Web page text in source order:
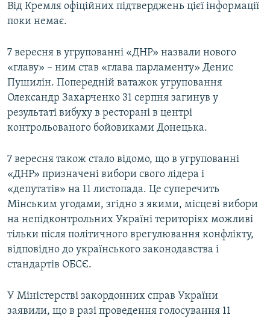
Від Кремля офіційних підтверджень цієї інформації
поки немає.
7 вересня в угрупованні «ДНР» назвали нового
«главу» – ним став «глава парламенту» Денис
Пушилін. Попередній ватажок угруповання
Олександр Захарченко 31 серпня загинув у
результаті вибуху в ресторані в центрі
контрольованого бойовиками Донецька.
7 вересня також стало відомо, що в угрупованні
«ДНР» призначені вибори свого лідера і
«депутатів» на 11 листопада. Це суперечить
Мінським угодами, згідно з якими, місцеві вибори
на непідконтрольних Україні територіях можливі
тільки після політичного врегулювання конфлікту,
відповідно до українського законодавства і
стандартів ОБСЄ.
У Міністерстві закордонних справ України
заявили, що в разі проведення голосування 11